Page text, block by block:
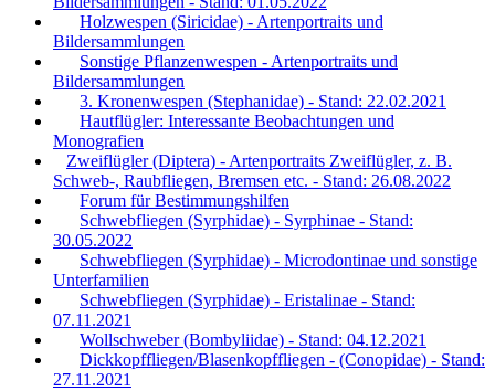
Holzwespen (Siricidae) - Artenportraits und
Bildersammlungen
Sonstige Pflanzenwespen - Artenportraits und
Bildersammlungen
3. Kronenwespen (Stephanidae) - Stand: 22.02.2021
Hautflügler: Interessante Beobachtungen und
Monografien
Zweiflügler (Diptera) - Artenportraits Zweiflügler, z. B.
Schweb-, Raubfliegen, Bremsen etc. - Stand: 26.08.2022
Forum für Bestimmungshilfen
Schwebfliegen (Syrphidae) - Syrphinae - Stand:
30.05.2022
Schwebfliegen (Syrphidae) - Microdontinae und sonstige
Unterfamilien
Schwebfliegen (Syrphidae) - Eristalinae - Stand:
07.11.2021
Wollschweber (Bombyliidae) - Stand: 04.12.2021
Dickkopffliegen/Blasenkopffliegen - (Conopidae) - Stand:
27.11.2021